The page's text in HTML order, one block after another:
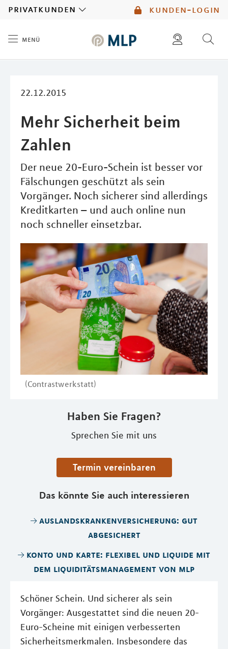
kunden-login
privatkunden
menü
22.12.2015
Mehr Sicherheit beim
Zahlen
Der neue 20-Euro-Schein ist besser vor
Fälschungen geschützt als sein
Vorgänger. Noch sicherer sind allerdings
Kreditkarten – und auch online nun
noch schneller einsetzbar.
(Contrastwerkstatt)
Haben Sie Fragen?
Sprechen Sie mit uns
Termin vereinbaren
Das könnte Sie auch interessieren
auslandskrankenversicherung: gut
abgesichert
konto und karte: flexibel und liquide mit
dem liquiditätsmanagement von mlp
Schöner Schein. Und sicherer als sein
Vorgänger: Ausgestattet sind die neuen 20-
Euro-Scheine mit einigen verbesserten
Sicherheitsmerkmalen. Insbesondere das